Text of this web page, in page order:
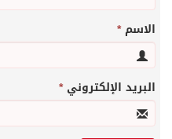
الاسم*
البريد الإلكتروني*